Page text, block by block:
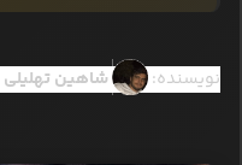
نویسنده: شاهین تهلیلی